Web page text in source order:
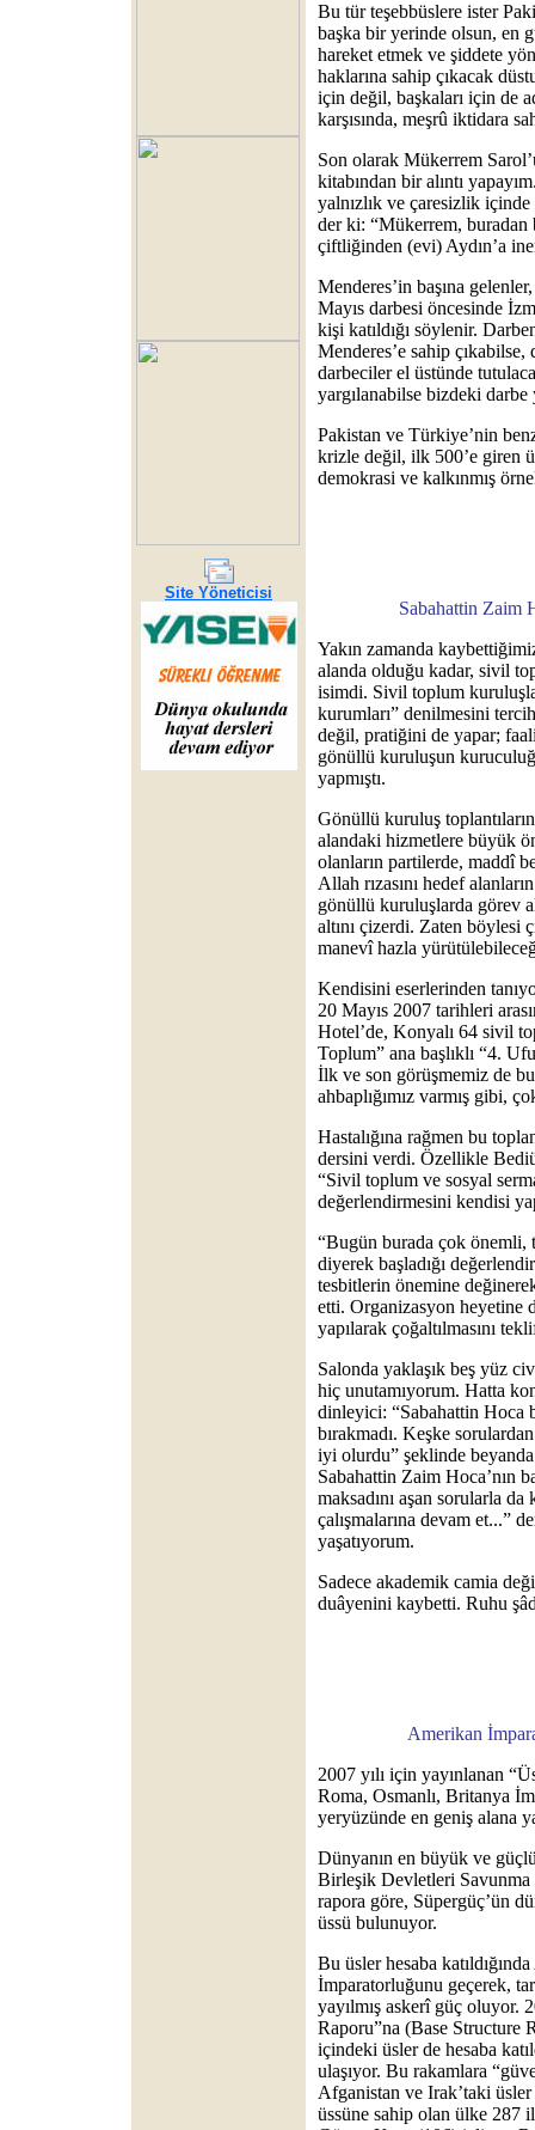
Site Yöneticisi
Bu tür teşebbüslere ister
başka bir yerinde olsun, en
hareket etmek ve şiddete
haklarına sahip çıkacak
için değil, başkaları için de
karşısında, meşrû iktidara
Son olarak Mükerrem
kitabından bir alıntı
yalnızlık ve çaresizlik
der ki: “Mükerrem, buradan
çiftliğinden (evi) Aydın’a
Menderes’in başına
Mayıs darbesi öncesinde
kişi katıldığı söylenir.
Menderes’e sahip
darbeciler el üstünde
yargılanabilse bizdeki
Pakistan ve Türkiye’nin
krizle değil, ilk 500’e giren
demokrasi ve kalkınmış
Sabahattin Zaim
Yakın zamanda
alanda olduğu kadar, sivil
isimdi. Sivil toplum
kurumları” denilmesini
değil, pratiğini de yapar;
gönüllü kuruluşun
yapmıştı.
Gönüllü kuruluş
alandaki hizmetlere büyük
olanların partilerde, maddî
Allah rızasını hedef
gönüllü kuruluşlarda görev
altını çizerdi. Zaten böylesi
manevî hazla
Kendisini eserlerinden
20 Mayıs 2007 tarihleri
Hotel’de, Konyalı 64 sivil
Toplum” ana başlıklı “4.
İlk ve son görüşmemiz de
ahbaplığımız varmış gibi,
Hastalığına rağmen bu
dersini verdi. Özellikle
“Sivil toplum ve sosyal
değerlendirmesini kendisi
“Bugün burada çok
diyerek başladığı
tesbitlerin önemine
etti. Organizasyon heyetine
yapılarak çoğaltılmasını
Salonda yaklaşık beş yüz
hiç unutamıyorum. Hatta
dinleyici: “Sabahattin Hoca
bırakmadı. Keşke
iyi olurdu” şeklinde
Sabahattin Zaim Hoca’nın
maksadını aşan sorularla
çalışmalarına devam et...”
yaşatıyorum.
Sadece akademik camia
duâyenini kaybetti. Ruhu
Amerikan
2007 yılı için yayınlanan
Roma, Osmanlı, Britanya
yeryüzünde en geniş alana
Dünyanın en büyük ve
Birleşik Devletleri Savunma
rapora göre, Süpergüç’ün
üssü bulunuyor.
Bu üsler hesaba
İmparatorluğunu geçerek,
yayılmış askerî güç oluyor.
Raporu”na (Base Structure
içindeki üsler de hesaba
ulaşıyor. Bu rakamlara
Afganistan ve Irak’taki
üssüne sahip olan ülke 287